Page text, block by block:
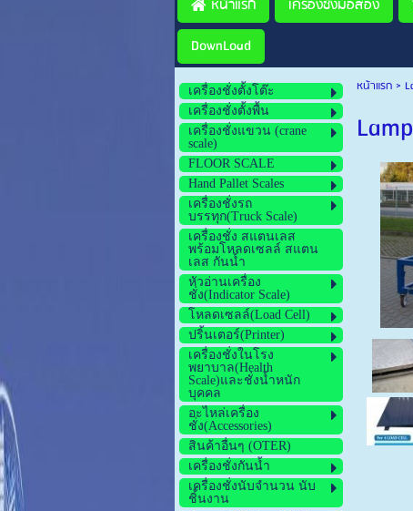
หน้าแรก เครื่องชั่งมือสอง
DownLoad
เครื่องชั่งตั้งโต๊ะ
เครื่องชั่งตั้งพื้น
เครื่องชั่งแขวน (crane
scale)
FLOOR SCALE
Hand Pallet Scales
เครื่องชั่งรถ
บรรทุก(Truck Scale)
เครื่องชั่ง สแตนเลส
พร้อมโหลดเซลล์ สแตน
เลส กันน้ำ
หัวอ่านเครื่อง
ชั่ง(Indicator Scale)
โหลดเซลล์(Load Cell)
ปริ้นเตอร์(Printer)
เครื่องชั่งในโรง
พยาบาล(Health
Scale)และชั่งน้ำหนัก
บุคคล
อะไหล่เครื่อง
ชั่ง(Accessories)
สินค้าอื่นๆ (OTER)
เครื่องชั่งกันน้ำ
เครื่องชั่งนับจำนวน นับ
ชิ้นงาน
หน้าแรก>